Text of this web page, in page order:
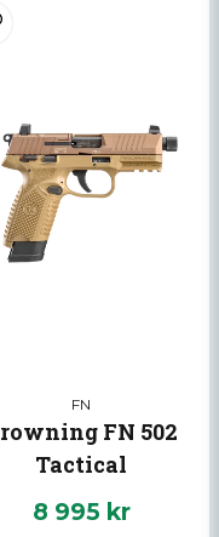
FN
FN 502
Tactical
8 995 kr